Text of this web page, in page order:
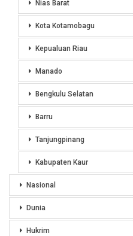
Nias Barat
Kota Kotamobagu
Kepualuan Riau
Manado
Bengkulu Selatan
Barru
Tanjungpinang
Kabupaten Kaur
Nasional
Dunia
Hukrim